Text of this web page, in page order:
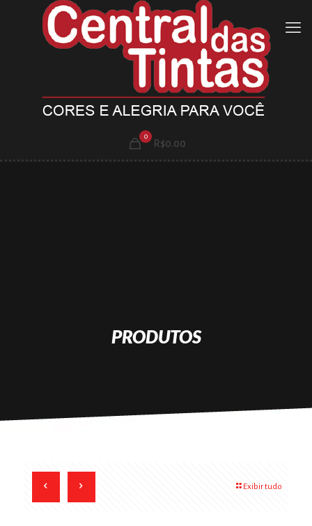
0
R$0.00
PRODUTOS
Exibir tudo